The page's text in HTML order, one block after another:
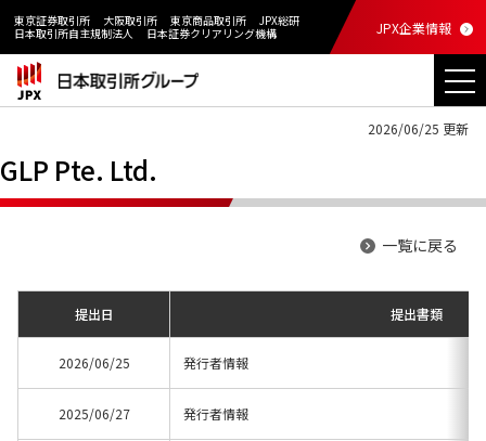
東京証券取引所 大阪取引所 東京商品取引所
JPX総研
日本取引所自主規制法人
日本証券クリアリング機構 JPX企業情報
2026/06/25 更新
GLP Pte. Ltd.
一覧に戻る
提出日 提出書類
2026/06/25 発行者情報
2025/06/27 発行者情報